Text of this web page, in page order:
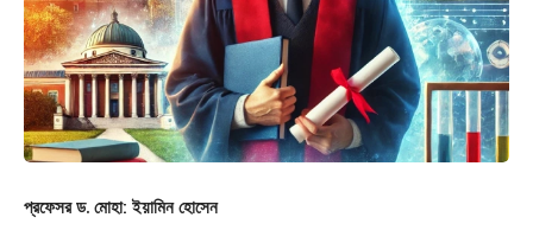
প্রফেসর ড. মোহা: ইয়ামিন হোসেন